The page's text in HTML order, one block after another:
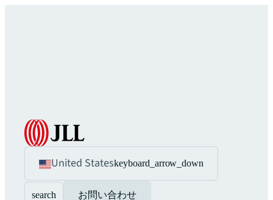
United Stateskeyboard_arrow_down
search お問い合わせ